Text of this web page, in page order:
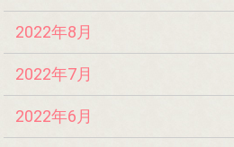
2022年8月
2022年7月
2022年6月